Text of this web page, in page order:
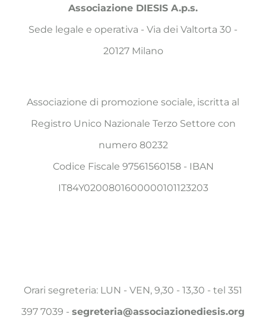
Associazione DIESIS A.p.s.
Sede legale e operativa - Via dei Valtorta 30 -
20127 Milano
Associazione di promozione sociale, iscritta al
Registro Unico Nazionale Terzo Settore con
numero 80232
Codice Fiscale 97561560158 - IBAN
IT84Y0200801600000101123203
Orari segreteria: LUN - VEN, 9,30 - 13,30 - tel 351
397 7039 - segreteria@associazionediesis.org